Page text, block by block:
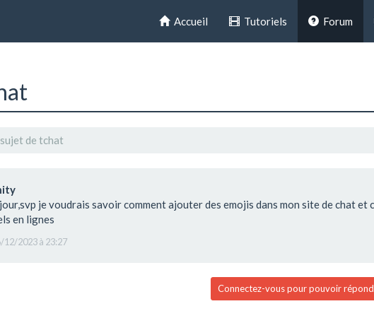
Accueil Tutoriels Forum
sujet de tchat
je voudrais savoir comment ajouter des emojis dans mon site de chat
en lignes
12/2023 à 23:27
Connectez-vous pour pouvoir